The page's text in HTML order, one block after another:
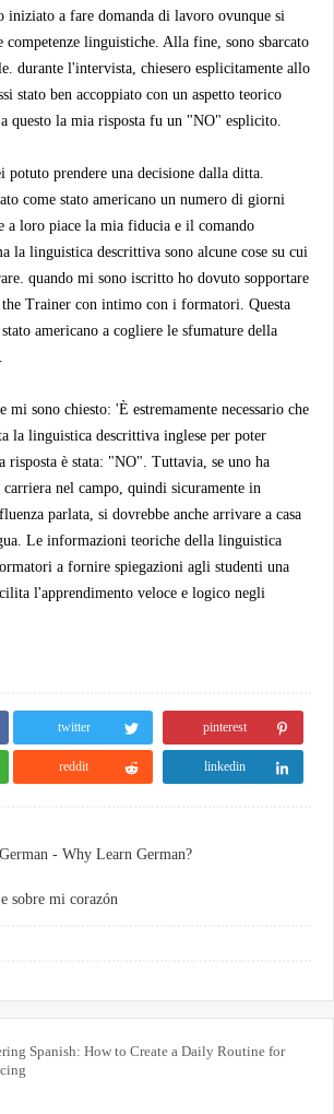
iniziato a fare domanda di lavoro ovunque si
competenze linguistiche. Alla fine, sono sbarcato
durante l'intervista, chiesero esplicitamente allo
stato ben accoppiato con un aspetto teorico
questo la mia risposta fu un "NO" esplicito.
potuto prendere una decisione dalla ditta.
come stato americano un numero di giorni
a loro piace la mia fiducia e il comando
la linguistica descrittiva sono alcune cose su cui
quando mi sono iscritto ho dovuto sopportare
the Trainer con intimo con i formatori. Questa
americano a cogliere le sfumature della
mi sono chiesto: 'È estremamente necessario che
la linguistica descrittiva inglese per poter
risposta è stata: "NO". Tuttavia, se uno ha
nel campo, quindi sicuramente in
parlata, si dovrebbe anche arrivare a casa
Le informazioni teoriche della linguistica
a fornire spiegazioni agli studenti una
l'apprendimento veloce e logico negli
twitter pinterest
reddit linkedin
- Why Learn German?
sobre mi corazón
Spanish: How to Create a Daily Routine for